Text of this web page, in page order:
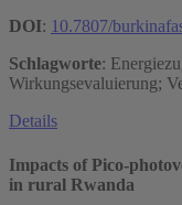
DOI: 10.7807/
Schlagworte:
Wirkungsevaluierung;
Details
Impacts of Pico-
in rural Rwanda